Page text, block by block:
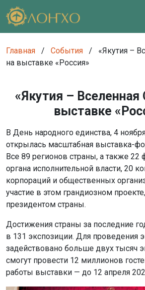
Главная / События /
«Якутия –
на выставке «Россия»
«Якутия – Вселенная
выставке
В День народного единства, 4
открылась масштабная выставка-
Все 89 регионов страны, а также
органа исполнительной власти, 20
корпораций и общественных
участие в этом грандиозном
президентом страны.
Достижения страны за последние
в 131 экспозиции. Для проведения
задействовано больше двух тысяч
смогут провести 12 миллионов
работы выставки — до 12 апреля